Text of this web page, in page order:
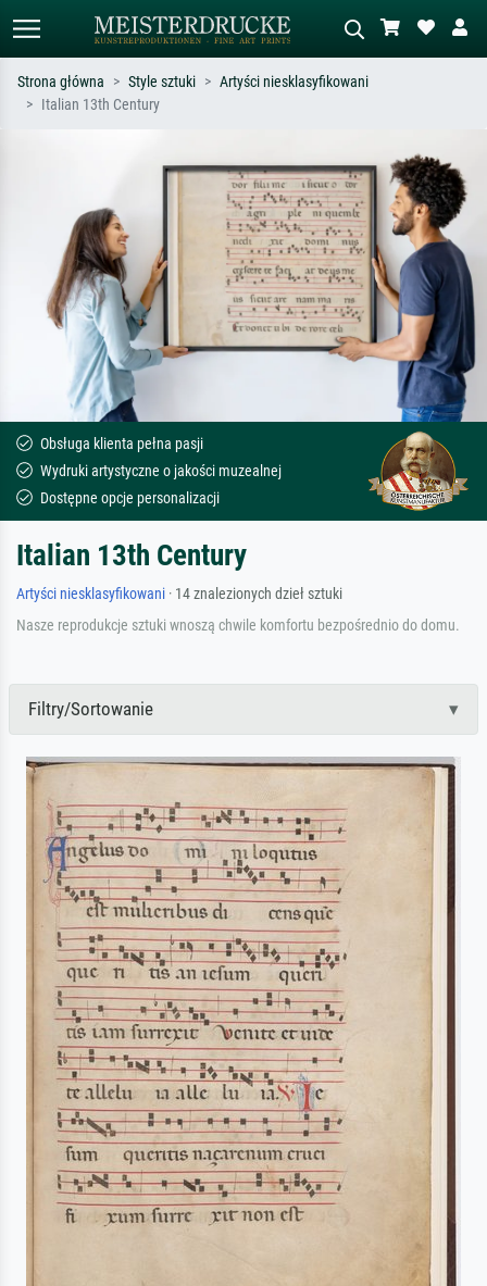
Opisz scenę – np. zielona łąka,
abstrakcja z czerwienią, ciemny olej,
stojący akt obok drzewa.
Strona główna Style sztuki
Artyści niesklasyfikowani
Italian 13th Century
Obsługa klienta pełna pasji
Wydruki artystyczne o jakości muzealnej
Dostępne opcje personalizacji
Italian 13th Century
Artyści niesklasyfikowani · 14 znalezionych dzieł sztuki
Nasze reprodukcje sztuki wnoszą chwile komfortu bezpośrednio do domu.
Filtry/Sortowanie